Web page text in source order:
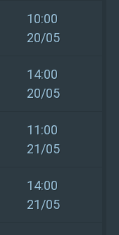
10:00
20/05
14:00
20/05
11:00
21/05
14:00
21/05